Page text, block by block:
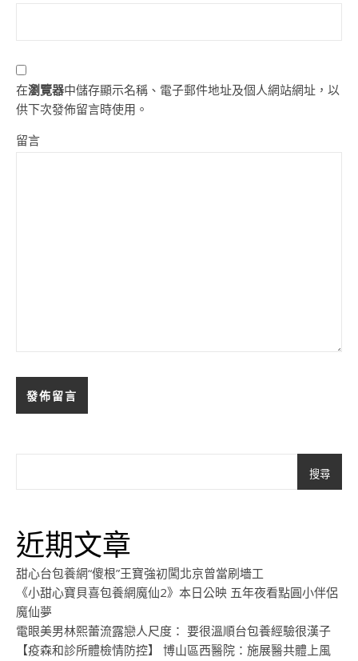
在瀏覽器中儲存顯示名稱、電子郵件地址及個人網站網址，以
供下次發佈留言時使用。
留言
搜尋
近期文章
甜心台包養網“傻根”王寶強初闖北京曾當刷墻工
《小甜心寶貝喜包養網魔仙2》本日公映 五年夜看點圓小伴侶
魔仙夢
電眼美男林熙蕾流露戀人尺度： 要很溫順台包養經驗很漢子
【疫森和診所體檢情防控】 博山區西醫院：施展醫共體上風